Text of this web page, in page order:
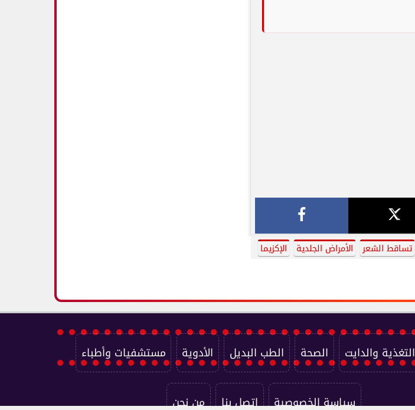
تساقط الشعر الأمراض الجلدية الإكزيما
التغذية والدايت الصحة الطب البديل الأدوية مستشفيات وأطباء
سياسة الخصوصية اتصل بنا من نحن